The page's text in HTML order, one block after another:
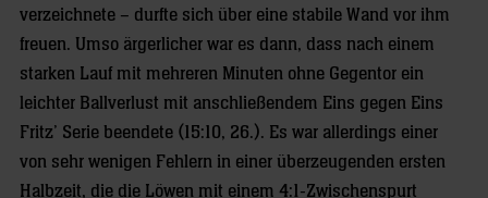
verzeichnete – durfte sich über eine stabile Wand vor ihm
freuen. Umso ärgerlicher war es dann, dass nach einem
starken Lauf mit mehreren Minuten ohne Gegentor ein
leichter Ballverlust mit anschließendem Eins gegen Eins
Fritz’ Serie beendete (15:10, 26.). Es war allerdings einer
von sehr wenigen Fehlern in einer überzeugenden ersten
Halbzeit, die die Löwen mit einem 4:1-Zwischenspurt